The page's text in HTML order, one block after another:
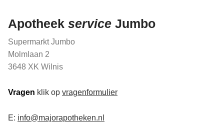
Apotheek service Jumbo
Supermarkt Jumbo
Molmlaan 2
3648 XK Wilnis
Vragen klik op vragenformulier
E: info@majorapotheken.nl